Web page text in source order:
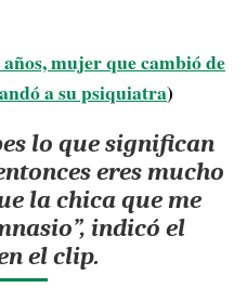
mujer que cambió de
a su psiquiatra)
lo que significan
eres mucho
la chica que me
indicó el
el clip.